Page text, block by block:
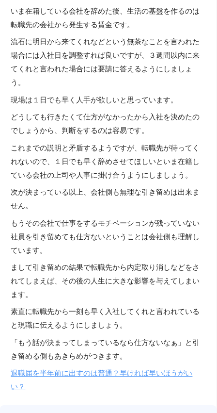
いま在籍している会社を辞めた後、生活の基盤を作るのは
転職先の会社から発生する賃金です。
流石に明日から来てくれなどという無茶なことを言われた
場合には入社日を調整すれば良いですが、３週間以内に来
てくれと言われた場合には要請に答えるようにしましょ
う。
現場は１日でも早く人手が欲しいと思っています。
どうしても行きたくて仕方がなかったから入社を決めたの
でしょうから、判断をするのは容易です。
これまでの説明と矛盾するようですが、転職先が待ってく
れないので、１日でも早く辞めさせてほしいといま在籍し
ている会社の上司や人事に掛け合うようにしましょう。
次が決まっている以上、会社側も無理な引き留めは出来ま
せん。
もうその会社で仕事をするモチベーションが残っていない
社員を引き留めても仕方ないということは会社側も理解し
ています。
まして引き留めの結果で転職先から内定取り消しなどをさ
れてしまえば、その後の人生に大きな影響を与えてしまい
ます。
素直に転職先から一刻も早く入社してくれと言われている
と現職に伝えるようにしましょう。
「もう話が決まってしまっているなら仕方ないなぁ」と引
き留める側もあきらめがつきます。
退職届を半年前に出すのは普通？早ければ早いほうがい
い？